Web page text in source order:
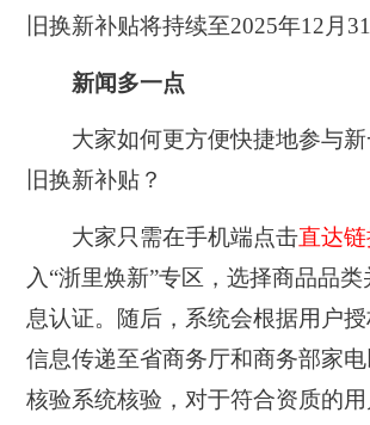
旧换新补贴将持续至2025年12月31
新闻多一点
大家如何更方便快捷地参与新
旧换新补贴？
大家只需在手机端点击直达
入“浙里焕新”专区，选择商品品
息认证。随后，系统会根据用户
信息传递至省商务厅和商务部家
核验系统核验，对于符合资质的